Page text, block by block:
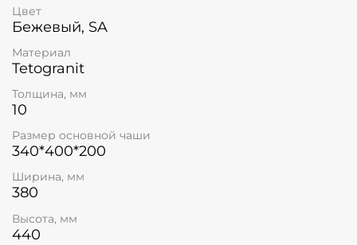
Цвет
Бежевый, SA
Материал
Tetogranit
Толщина, мм
10
Размер основной чаши
340*400*200
Ширина, мм
380
Высота, мм
440